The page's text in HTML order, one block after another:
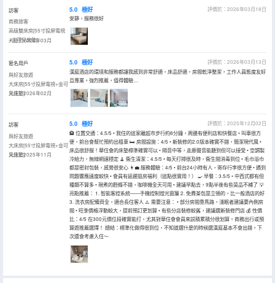
訪客
商務旅客
高級雙床房[55寸投屏電視
+金可兒床墊]
入住於2026年03月
5.0 極好
評價於：2026年03月18日
安靜，服務很好
匿名用戶
與好友旅遊
大床房[55寸投屏電視+金可
兒床墊]
入住於2026年02月
5.0 極好
評價於：2026年03月13日
漢庭酒店的環境和服務都讓我感到非常舒適，床品舒適，房間乾淨整潔，工作人員態度友好
且專業。強烈推薦，值得體驗…
訪客
與好友旅遊
大床房[55寸投屏電視+金可
兒床墊]
入住於2025年11月
5.0 極好
評價於：2025年12月02日
🏨 位置交通：4.5/5 • 我住的這家離超市步行約8分鐘，周邊有便利店和快餐店 • 叫車很方
便，前台會幫忙預約出租車 🛏️ 房間設施：4/5 • 新裝修的2.0版本確實不錯，簡潔現代風 •
床品很舒服！華住會的床墊標準確實可以 • 隔音中等，走廊聲音能聽到但可以接受 • 空調製
冷給力，無線網速穩定 🧹 衞生清潔：4.5/5 • 每天打掃很及時，衞生間消毒到位 • 毛巾浴巾
都是密封包裝，感覺很安心 👩💼 服務體驗：4/5 • 前台24小時有人，寄存行李很方便 • 遇到
問題響應速度較快 • 會員有延遲退房福利（這點很實用！） 🍳 早餐：3.5/5 • 中西式都有但
種類不算多 • 現煮的麪條不錯，咖啡機全天可用 • 建議早點去，9點半後有些菜品不補了 💡
亮點推薦： 1. 智能客控系統——手機控制燈光窗簾 2. 免費茶包是立頓的，比一般酒店的好
3. 洗衣房配備齊全，適合長住客人 ⚠️ 需要注意： • 部分房間靠馬路，淺眠者建議要內側房
間 • 旺季價格浮動較大，提前預訂更划算 • 有些分店裝修較舊，建議選新裝修門店 💰 性價
比：4/5 在300元價位段確實能打，尤其對華住會會員來説積累積分很划算。商務出行或預
算遊推薦選擇！ 總結：標準化做得很到位，不知道選什麼的時候選漢庭基本不會出錯。下
次還會考慮入住～